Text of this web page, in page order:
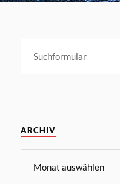
ARCHIV